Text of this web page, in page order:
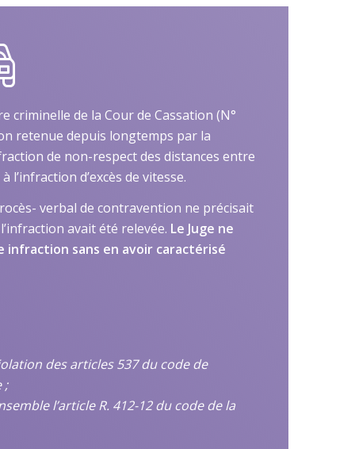
criminelle de la Cour de Cassation (N°
retenue depuis longtemps par la
de non-respect des distances entre
l’infraction d’excès de vitesse.
verbal de contravention ne précisait
avait été relevée. Le Juge ne
infraction sans en avoir caractérisé
des articles 537 du code de
;
l’article R. 412-12 du code de la